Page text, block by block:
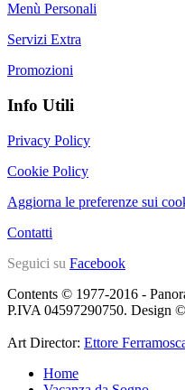
Menù Personali
Servizi Extra
Promozioni
Info Utili
Privacy Policy
Cookie Policy
Aggiorna le preferenze sui
Contatti
Seguici su Facebook
Contents © 1977-2016 -
P.IVA 04597290750. Design
Art Director: Ettore
Home